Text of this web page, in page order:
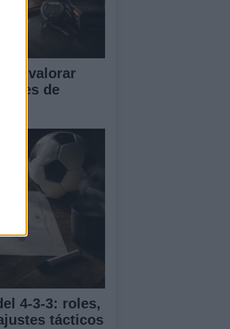
valorar
de
4-3-3: roles,
tácticos